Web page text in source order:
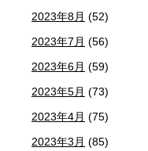
2023年8月 (52)
2023年7月 (56)
2023年6月 (59)
2023年5月 (73)
2023年4月 (75)
2023年3月 (85)